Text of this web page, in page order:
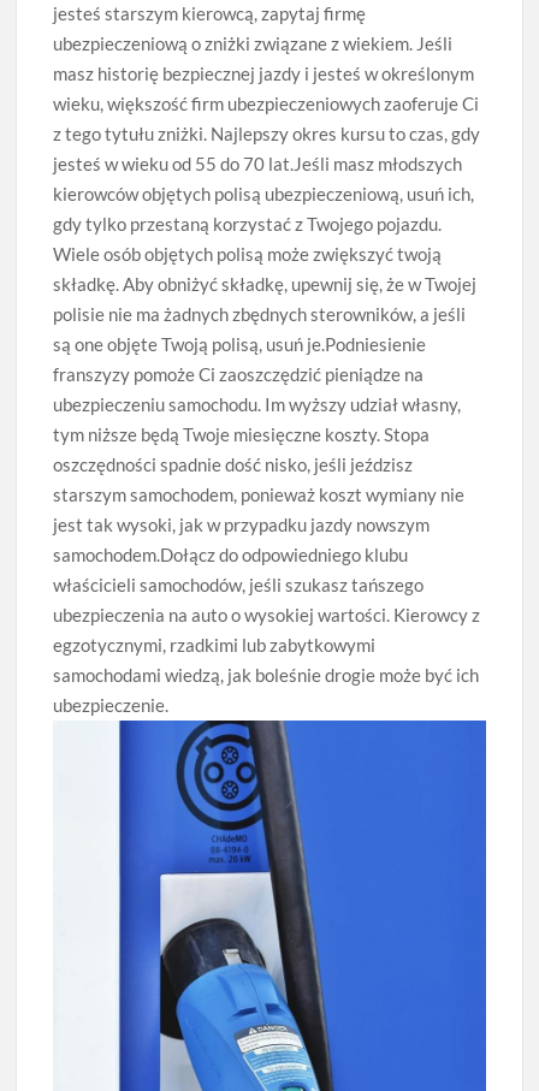
jesteś starszym kierowcą, zapytaj firmę
ubezpieczeniową o zniżki związane z wiekiem. Jeśli
masz historię bezpiecznej jazdy i jesteś w określonym
wieku, większość firm ubezpieczeniowych zaoferuje Ci
z tego tytułu zniżki. Najlepszy okres kursu to czas, gdy
jesteś w wieku od 55 do 70 lat.Jeśli masz młodszych
kierowców objętych polisą ubezpieczeniową, usuń ich,
gdy tylko przestaną korzystać z Twojego pojazdu.
Wiele osób objętych polisą może zwiększyć twoją
składkę. Aby obniżyć składkę, upewnij się, że w Twojej
polisie nie ma żadnych zbędnych sterowników, a jeśli
są one objęte Twoją polisą, usuń je.Podniesienie
franszyzy pomoże Ci zaoszczędzić pieniądze na
ubezpieczeniu samochodu. Im wyższy udział własny,
tym niższe będą Twoje miesięczne koszty. Stopa
oszczędności spadnie dość nisko, jeśli jeździsz
starszym samochodem, ponieważ koszt wymiany nie
jest tak wysoki, jak w przypadku jazdy nowszym
samochodem.Dołącz do odpowiedniego klubu
właścicieli samochodów, jeśli szukasz tańszego
ubezpieczenia na auto o wysokiej wartości. Kierowcy z
egzotycznymi, rzadkimi lub zabytkowymi
samochodami wiedzą, jak boleśnie drogie może być ich
ubezpieczenie.